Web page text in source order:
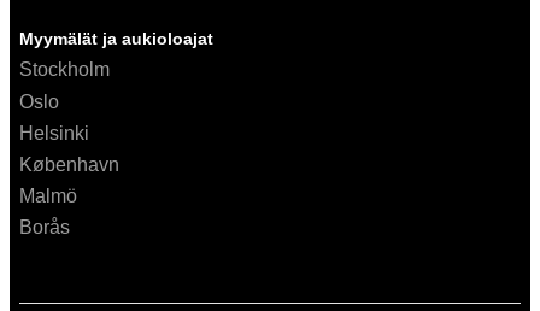
Myymälät ja aukioloajat
Stockholm
Oslo
Helsinki
København
Malmö
Borås